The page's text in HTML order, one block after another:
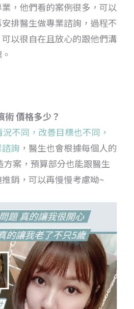
，他們看的案例很多，可以
排醫生做專業諮詢，過程不
以很自在且放心的跟他們溝
術 價格多少？
不同，改善目標也不同，
詢 ，醫生也會根據每個人的
方案，預算部分也能跟醫生
銷，可以再慢慢考慮呦~